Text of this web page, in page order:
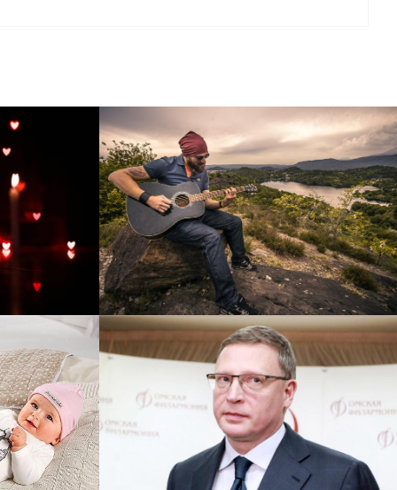
Перевод интернет-магазина
Guitaramania.ru на 1С-
Битрикс
Смотреть проект
Сайт кандидата в
губернаторы Буркова
Александра Леонидовича